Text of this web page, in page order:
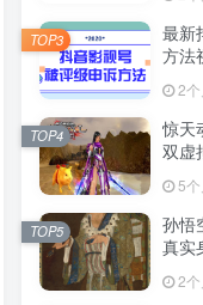
最新
方法
2
TOP3
惊天
双虚
5
TOP4
孙悟
真实
2
TOP5